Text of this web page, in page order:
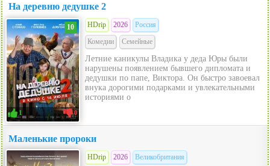
На деревню дедушке 2
10
1 0
HDrip 2026
Россия
Комедии
Семейные
Летние каникулы Владика у деда Юры были
нарушены появлением бывшего дипломата и
дедушки по папе, Виктора. Он быстро завоевал
внука дорогими подарками и увлекательными
историями о
Маленькие пророки
HDrip 2026
Великобритания